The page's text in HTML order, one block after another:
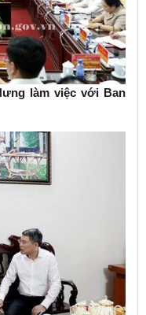
làm việc với Ban